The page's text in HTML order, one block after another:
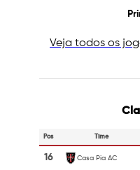
Veja todos os
Pos Time
16 Casa Pia AC